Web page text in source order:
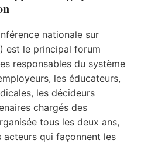
nationale sur
est le principal forum
responsables du système
les éducateurs,
les décideurs
chargés des
tous les deux ans,
acteurs qui façonnent les